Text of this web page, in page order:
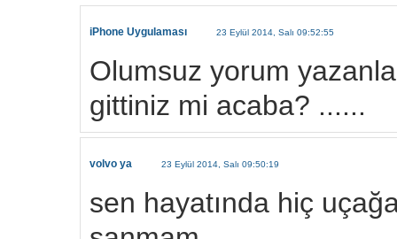
iPhone Uygulaması 23 Eylül 2014, Salı 09:52:55
Olumsuz yorum
gittiniz mi acaba? ......
volvo ya 23 Eylül 2014, Salı 09:50:19
sen hayatında hiç